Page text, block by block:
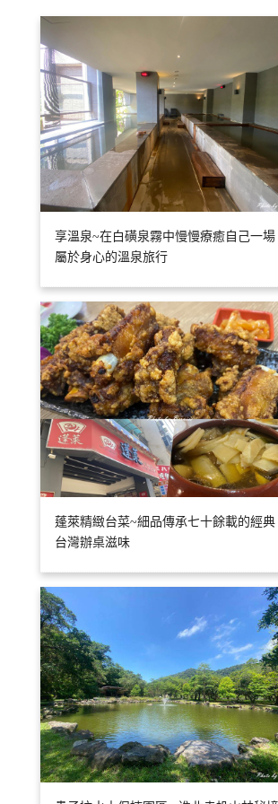
享溫泉~在白磺泉霧中慢慢療癒自己一場
屬於身心的溫泉旅行
蓬萊精緻台菜~細品傳承七十餘載的經典
台灣辦桌滋味